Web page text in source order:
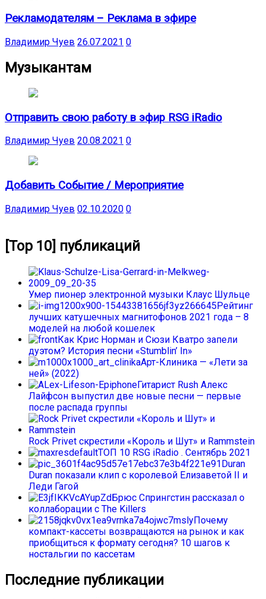
Рекламодателям – Реклама в эфире
Владимир Чуев 26.07.2021 0
Музыкантам
Отправить свою работу в эфир RSG iRadio
Владимир Чуев 20.08.2021 0
Добавить Событие / Мероприятие
Владимир Чуев 02.10.2020 0
[Top 10] публикаций
Умер пионер электронной музыки Клаус Шульце
Рейтинг
лучших катушечных магнитофонов 2021 года – 8
моделей на любой кошелек
Как Крис Норман и Сюзи Кватро запели
дуэтом? История песни «Stumblin’ In»
Арт-Клиника — «Лети за
ней» (2022)
Гитарист Rush Алекс
Лайфсон выпустил две новые песни — первые
после распада группы
Rock Privet скрестили «Король и Шут» и Rammstein
ТОП 10 RSG iRadio . Сентябрь 2021
Duran
Duran показали клип с королевой Елизаветой II и
Леди Гагой
Брюс Спрингстин рассказал о
коллаборации с The Killers
Почему
компакт-кассеты возвращаются на рынок и как
приобщиться к формату сегодня? 10 шагов к
ностальгии по кассетам
Последние публикации